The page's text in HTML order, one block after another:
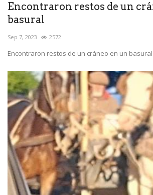
Encontraron restos de un
basural
Sep 7, 2023 2572
Encontraron restos de un cráneo en un basural